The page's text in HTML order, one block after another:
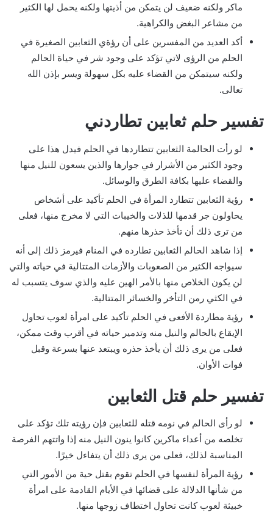
ماكر ولكنه ضعيف لن يتمكن من أذيتها ولكنه يحمل لها الكثير
من مشاعر البغض والكراهية.
أكد العديد من المفسرين على أن رؤةي الثعابين الصغيرة في
الحلم من الرؤى لاتي تؤكد على وجود شر في حياة الحالم
ولكنه سيتمكن من القضاء عليه بكل سهولة ويسر بإذن الله
تعالى.
تفسير حلم ثعابين تطاردني
لو رأت الحالمة الثعابين تتطاردها في الحلم فيدل هذا على
وجود الكثير من الأشرار في جوارها والذين يسعون للنيل منها
والقضاء عليها بكافة الطرق والوسائل.
رؤية الثعابين تتطارد المرأة في الحلم تأكيد على أشخاص
يحاولون جر قدمها للذلات والخيبات التي لا مخرج منها، فعلى
من ترى ذلك أن تأخذ حذرها منهم.
إذا شاهد الحالم الثعابين تطارده في المنام فيرمز ذلك إلى أنه
سيواجه الكثير من الصعوبات والأزمات المتتالية في حياته والتي
لن يكون الخلاص منها بالأمر الهين عليه والذي سوف يتسبب له
في الكثي رمن التأخر والخسائر المتتالية.
رؤية مطاردة الأفعى في الحلم تأكيد على امرأة لعوب تحاول
الإيقاع بالحالم والنيل منه وتدمير حياته في أقرب وقت ممكن،
فعلى من يرى ذلك أن يأخذ حذره ويبتعد عنها بسرعة وقبل
فوات الأوان.
تفسير حلم قتل الثعابين
لو رأى الحالم في نومه قتله للثعابين فإن رؤيته تلك تؤكد على
تخلصه من أعداء ماكرين كانوا ينون النيل منه إذا واتتهم الفرصة
المناسبة لذلك، فعلى من يرى ذلك أن يتفاءل خيرًا.
رؤية المرأة لنفسها في الحلم تقوم بقتل حية من الأمور التي
من شأنها الدلالة على قضائها في الأيام القادمة على امرأة
خبيثة لعوب كانت تحاول اختطاف زوجها منها.